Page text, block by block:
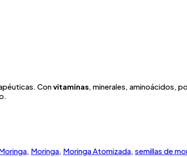
Convitaminas, minerales, aminoácidos,
, Moringa, Moringa Atomizada, semillas de